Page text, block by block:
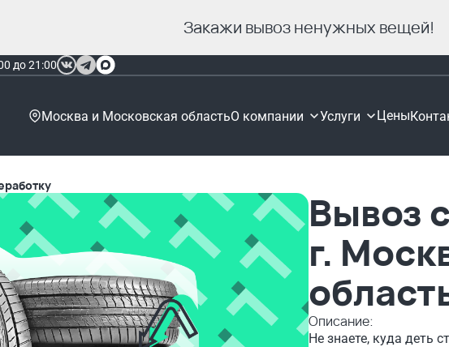
Закажи вывоз ненужных вещей!
до 21:00
Москва и Московская областьО компании Услуги Цены
Вывоз
г.
Описание:
Не знаете, куда деть